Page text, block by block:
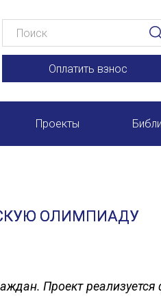
Оплатить взнос
Проекты
Международный форум
Комплексное
ОЛИМПИАДУ
Проект